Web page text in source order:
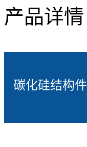
产品详情
碳化硅结构件